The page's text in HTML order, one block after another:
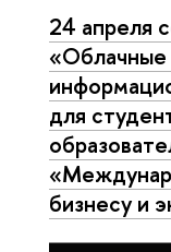
24 апреля
«Облачные
для
бизнесу и